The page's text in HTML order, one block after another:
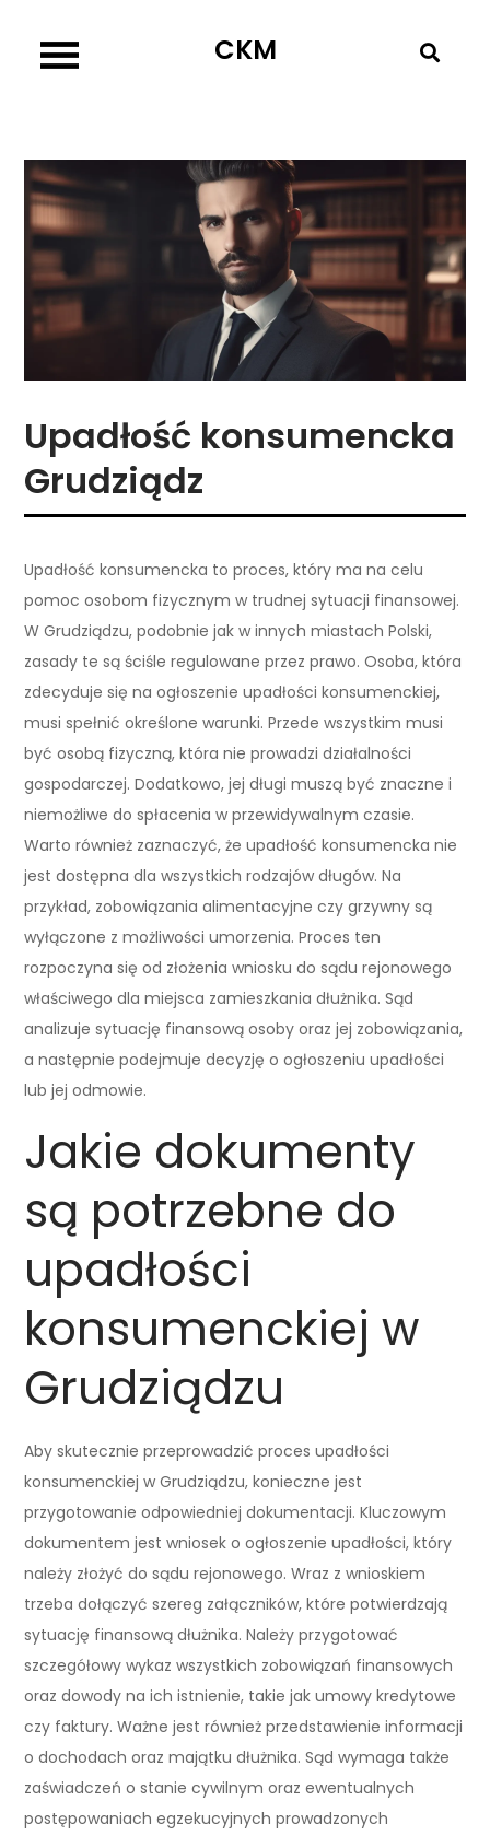
content
CKM
Upadłość konsumencka
Grudziądz
Upadłość konsumencka to proces, który ma na celu
pomoc osobom fizycznym w trudnej sytuacji finansowej.
W Grudziądzu, podobnie jak w innych miastach Polski,
zasady te są ściśle regulowane przez prawo. Osoba, która
zdecyduje się na ogłoszenie upadłości konsumenckiej,
musi spełnić określone warunki. Przede wszystkim musi
być osobą fizyczną, która nie prowadzi działalności
gospodarczej. Dodatkowo, jej długi muszą być znaczne i
niemożliwe do spłacenia w przewidywalnym czasie.
Warto również zaznaczyć, że upadłość konsumencka nie
jest dostępna dla wszystkich rodzajów długów. Na
przykład, zobowiązania alimentacyjne czy grzywny są
wyłączone z możliwości umorzenia. Proces ten
rozpoczyna się od złożenia wniosku do sądu rejonowego
właściwego dla miejsca zamieszkania dłużnika. Sąd
analizuje sytuację finansową osoby oraz jej zobowiązania,
a następnie podejmuje decyzję o ogłoszeniu upadłości
lub jej odmowie.
Jakie dokumenty
są potrzebne do
upadłości
konsumenckiej w
Grudziądzu
Aby skutecznie przeprowadzić proces upadłości
konsumenckiej w Grudziądzu, konieczne jest
przygotowanie odpowiedniej dokumentacji. Kluczowym
dokumentem jest wniosek o ogłoszenie upadłości, który
należy złożyć do sądu rejonowego. Wraz z wnioskiem
trzeba dołączyć szereg załączników, które potwierdzają
sytuację finansową dłużnika. Należy przygotować
szczegółowy wykaz wszystkich zobowiązań finansowych
oraz dowody na ich istnienie, takie jak umowy kredytowe
czy faktury. Ważne jest również przedstawienie informacji
o dochodach oraz majątku dłużnika. Sąd wymaga także
zaświadczeń o stanie cywilnym oraz ewentualnych
postępowaniach egzekucyjnych prowadzonych